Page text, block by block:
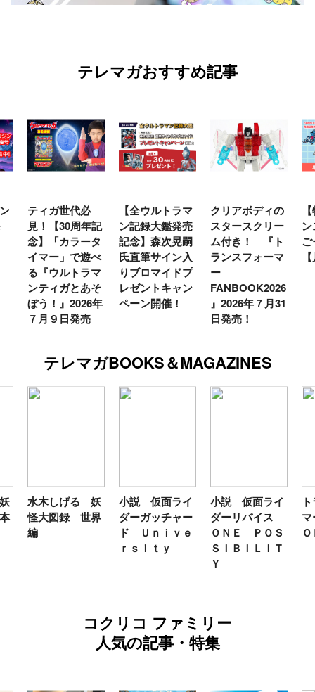
テレマガおすすめ記事
ティガ世代必
見！【30周年記
念】「カラータ
イマー」で遊べ
る『ウルトラマ
ンティガとあそ
ぼう！』2026年
７月９日発売
【全ウルトラマ
ン記録大鑑発売
記念】森次晃嗣
氏直筆サイン入
りブロマイドプ
レゼントキャン
ペーン開催！
クリアボディの
スタースクリー
ム付き！ 『ト
ランスフォーマ
ー
FANBOOK2026
』2026年７月31
日発売！
テレマガBOOKS＆MAGAZINES
水木しげる 妖
怪大図録 世界
編
小説 仮面ライ
ダーガッチャー
ド Ｕｎｉｖｅ
ｒｓｉｔｙ
小説 仮面ライ
ダーリバイス
ＯＮＥ ＰＯＳ
ＳＩＢＩＬＩＴ
Ｙ
コクリコ ファミリー
人気の記事・特集